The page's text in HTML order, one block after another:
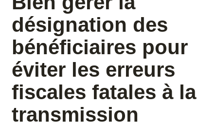
désignation des
bénéficiaires pour
éviter les erreurs
fiscales fatales à la
transmission